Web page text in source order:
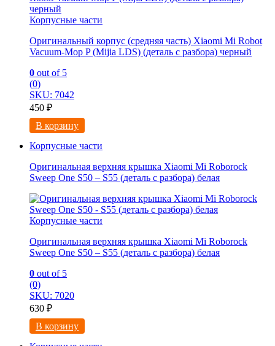
Корпусные части
Оригинальный корпус (средняя часть) Xiaomi Mi Robot
Vacuum-Mop P (Mijia LDS) (деталь с разбора) черный
0 out of 5
(0)
SKU: 7042
450 ₽
В корзину
Корпусные части
Оригинальная верхняя крышка Xiaomi Mi Roborock
Sweep One S50 – S55 (деталь с разбора) белая
Корпусные части
Оригинальная верхняя крышка Xiaomi Mi Roborock
Sweep One S50 – S55 (деталь с разбора) белая
0 out of 5
(0)
SKU: 7020
630 ₽
В корзину